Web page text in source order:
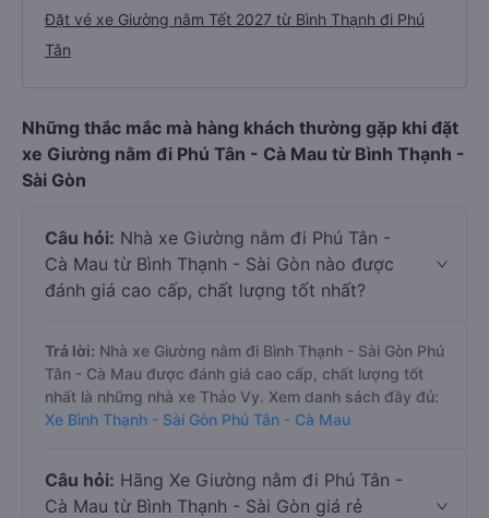
Đặt vé xe Giường nằm Tết 2027 từ Bình Thạnh đi Phú
Tân
Những thắc mắc mà hàng khách thường gặp khi đặt
xe Giường nằm đi Phú Tân - Cà Mau từ Bình Thạnh -
Sài Gòn
Câu hỏi: Nhà xe Giường nằm đi Phú Tân -
Cà Mau từ Bình Thạnh - Sài Gòn nào được
đánh giá cao cấp, chất lượng tốt nhất?
Trả lời: Nhà xe Giường nằm đi Bình Thạnh - Sài Gòn Phú
Tân - Cà Mau được đánh giá cao cấp, chất lượng tốt
nhất là những nhà xe Thảo Vy. Xem danh sách đầy đủ:
Xe Bình Thạnh - Sài Gòn Phú Tân - Cà Mau
Câu hỏi: Hãng Xe Giường nằm đi Phú Tân -
Cà Mau từ Bình Thạnh - Sài Gòn giá rẻ